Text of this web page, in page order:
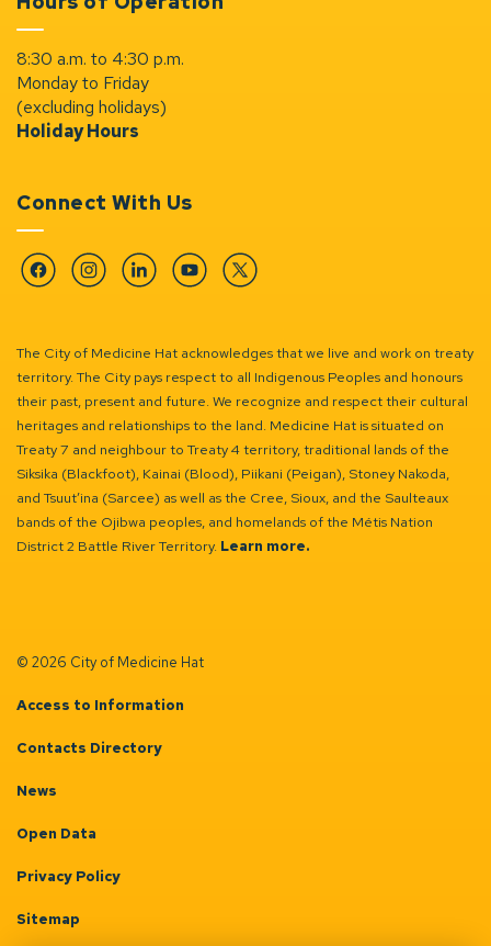
8:30 a.m. to 4:30 p.m.
Monday to Friday
(excluding holidays)
Holiday Hours
Connect With Us
FacebookInstagramLinkedinYouTubeTwitter
The City of Medicine Hat acknowledges that we live and work on treaty
territory. The City pays respect to all Indigenous Peoples and honours
their past, present and future. We recognize and respect their cultural
heritages and relationships to the land. Medicine Hat is situated on
Treaty 7 and neighbour to Treaty 4 territory, traditional lands of the
Siksika (Blackfoot), Kainai (Blood), Piikani (Peigan), Stoney Nakoda,
and Tsuut’ina (Sarcee) as well as the Cree, Sioux, and the Saulteaux
bands of the Ojibwa peoples, and homelands of the Métis Nation
District 2 Battle River Territory. Learn more.
© 2026 City of Medicine Hat
Access to Information
Contacts Directory
News
Open Data
Privacy Policy
Sitemap